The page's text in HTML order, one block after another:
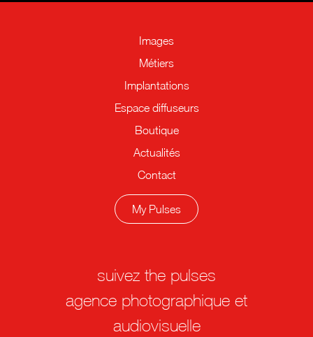
Images
Métiers
Implantations
Espace diffuseurs
Boutique
Actualités
Contact
My Pulses
suivez the pulses
agence photographique et
audiovisuelle